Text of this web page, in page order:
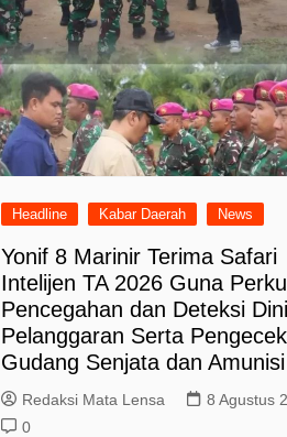
Headline Kabar Daerah News
Yonif 8 Marinir Terima Safari
Intelijen TA 2026 Guna
Pencegahan dan Deteksi Dini
Pelanggaran Serta
Gudang Senjata dan Amunisi
Redaksi Mata Lensa
8 Agustus
0